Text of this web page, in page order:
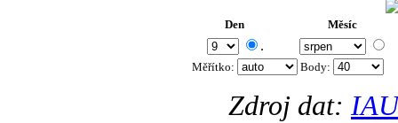
Den Měsíc
.
Měřítko: Body:
Zdroj dat: